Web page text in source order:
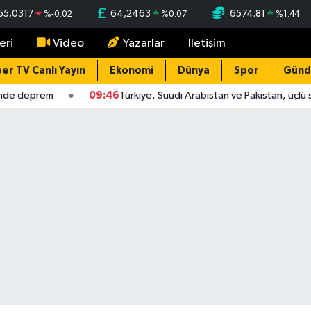
%-0.02 64,2463 %0.07 6574.81 %1.44
Video Yazarlar İletişim
TV Canlı Yayın Ekonomi Dünya Spor
deprem 09:46Türkiye, Suudi Arabistan ve Pakistan, üçlü